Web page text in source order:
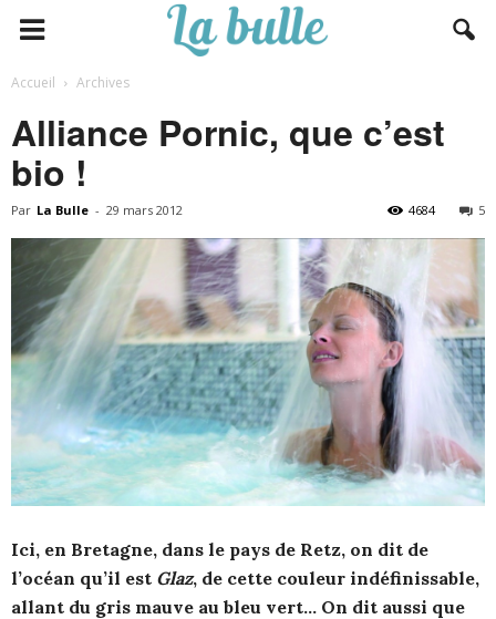
Accueil Archives
Alliance Pornic, que c’est
bio !
Par La Bulle - 29 mars 2012 5
4684
Ici, en Bretagne, dans le pays de Retz, on dit de
l’océan qu’il est Glaz, de cette couleur indéfinissable,
allant du gris mauve au bleu vert… On dit aussi que